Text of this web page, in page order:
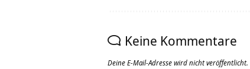
Keine Kommentare
Deine E-Mail-Adresse wird nicht veröffentlicht.